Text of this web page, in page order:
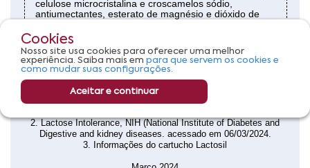
Cookies
Nosso site usa cookies para oferecer uma melhor
experiência. Saiba mais em para que servem os cookies e
como mudar suas configurações.
Aceitar e continuar